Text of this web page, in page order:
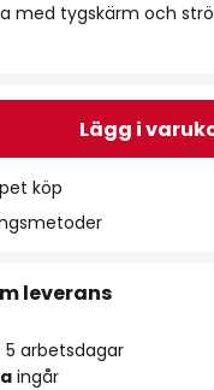
med tygskärm och
Lägg i
köp
leverans
5 arbetsdagar
ingår